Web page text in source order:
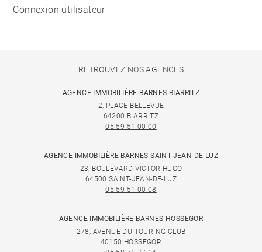
Connexion utilisateur
RETROUVEZ NOS AGENCES
AGENCE IMMOBILIÈRE BARNES BIARRITZ
2, PLACE BELLEVUE
64200 BIARRITZ
05 59 51 00 00
AGENCE IMMOBILIÈRE BARNES SAINT-JEAN-DE-LUZ
23, BOULEVARD VICTOR HUGO
64500 SAINT-JEAN-DE-LUZ
05 59 51 00 08
AGENCE IMMOBILIÈRE BARNES HOSSEGOR
278, AVENUE DU TOURING CLUB
40150 HOSSEGOR